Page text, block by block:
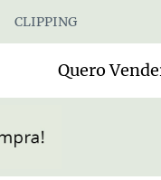
CLIPPING
Quero